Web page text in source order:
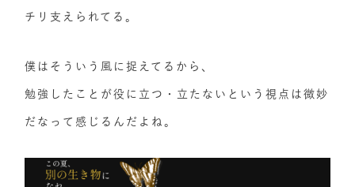
チリ支えられてる。
僕はそういう風に捉えてるから、
勉強したことが役に立つ・立たないという視点は微妙
だなって感じるんだよね。